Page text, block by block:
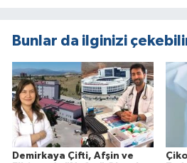
Bunlar da ilginizi
Demirkaya Çifti, Afşin ve